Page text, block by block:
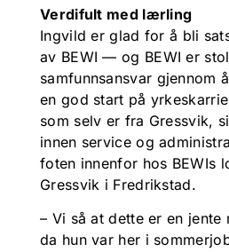
Verdifult med lærling
Ingvild er glad for å bli
av BEWI — og BEWI er
samfunnsansvar gjennom
en god start på
som selv er fra Gressvik,
innen service og
foten innenfor hos BEWIs
Gressvik i Fredrikstad.
– Vi så at dette er en jente
da hun var her i